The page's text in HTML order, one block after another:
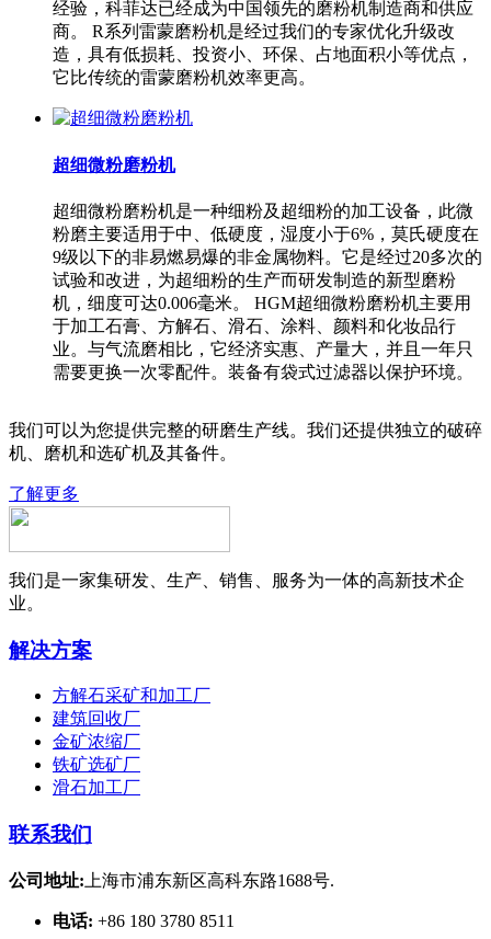
经验，科菲达已经成为中国领先的磨粉机制造商和供应
商。 R系列雷蒙磨粉机是经过我们的专家优化升级改
造，具有低损耗、投资小、环保、占地面积小等优点，
它比传统的雷蒙磨粉机效率更高。
超细微粉磨粉机
超细微粉磨粉机是一种细粉及超细粉的加工设备，此微
粉磨主要适用于中、低硬度，湿度小于6%，莫氏硬度在
9级以下的非易燃易爆的非金属物料。它是经过20多次的
试验和改进，为超细粉的生产而研发制造的新型磨粉
机，细度可达0.006毫米。 HGM超细微粉磨粉机主要用
于加工石膏、方解石、滑石、涂料、颜料和化妆品行
业。与气流磨相比，它经济实惠、产量大，并且一年只
需要更换一次零配件。装备有袋式过滤器以保护环境。
我们可以为您提供完整的研磨生产线。我们还提供独立的破碎
机、磨机和选矿机及其备件。
了解更多
我们是一家集研发、生产、销售、服务为一体的高新技术企
业。
解决方案
方解石采矿和加工厂
建筑回收厂
金矿浓缩厂
铁矿选矿厂
滑石加工厂
联系我们
公司地址: 上海市浦东新区高科东路1688号.
电话: +86 180 3780 8511